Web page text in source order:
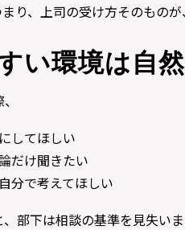
り、上司の受け方そのもの
い環境は自
してほしい
だけ聞きたい
分で考えてほしい
部下は相談の基準を見失いま